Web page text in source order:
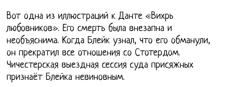
Вот одна из иллюстраций к Данте «Вихрь
любовников». Его смерть была внезапна и
необъяснима. Когда Блейк узнал, что его обманули,
он прекратил все отношения со Стотердом.
Чичестерская выездная сессия суда присяжных
признаёт Блейка невиновным.